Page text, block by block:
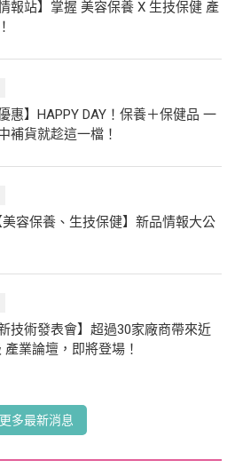
報站】掌握 美容保養 X 生技保健 產
惠】HAPPY DAY！保養＋保健品 一
補貨就趁這一檔！
容保養、生技保健】新品情報大公
技術發表會】超過30家廠商帶來近
業論壇，即將登場！
更多最新消息